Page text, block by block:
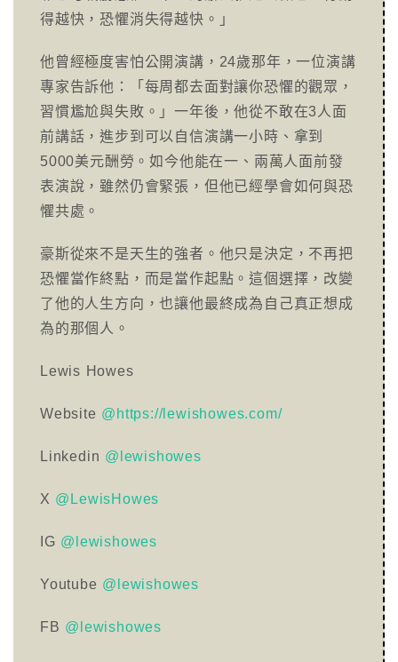
得越快，恐懼消失得越快。」
他曾經極度害怕公開演講，24歲那年，一位演講
專家告訴他：「每周都去面對讓你恐懼的觀眾，
習慣尷尬與失敗。」一年後，他從不敢在3人面
前講話，進步到可以自信演講一小時、拿到
5000美元酬勞。如今他能在一、兩萬人面前發
表演說，雖然仍會緊張，但他已經學會如何與恐
懼共處。
豪斯從來不是天生的強者。他只是決定，不再把
恐懼當作終點，而是當作起點。這個選擇，改變
了他的人生方向，也讓他最終成為自己真正想成
為的那個人。
Lewis Howes
Website @https://lewishowes.com/
Linkedin @lewishowes
X @LewisHowes
IG @lewishowes
Youtube @lewishowes
FB @lewishowes